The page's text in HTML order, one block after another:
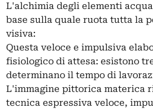
L'alchimia degli elementi
base sulla quale ruota tutta la
visiva:
Questa veloce e impulsiva
fisiologico di attesa: esistono
determinano il tempo di
L'immagine pittorica materica
tecnica espressiva veloce,